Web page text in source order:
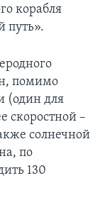
корабля
путь».
помимо
(один для
скоростной –
солнечной
по
130